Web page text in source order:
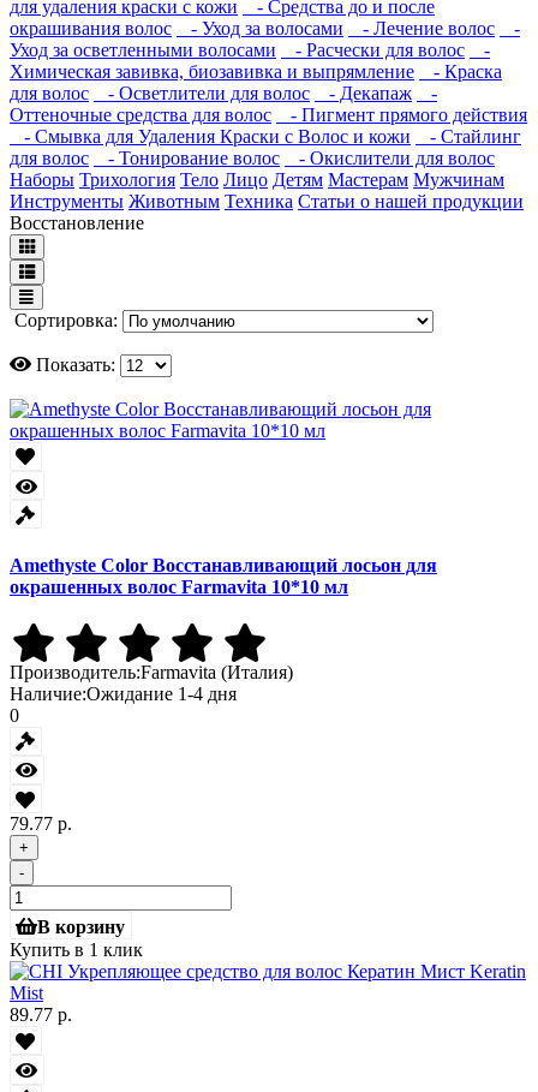
для удаления краски с кожи
- Средства до и после
окрашивания волос
- Уход за волосами - Лечение волос
-
Уход за осветленными волосами
- Расчески для волос
-
Химическая завивка, биозавивка и выпрямление
- Краска
для волос
- Осветлители для волос - Декапаж
-
Оттеночные средства для волос
- Пигмент прямого действия
- Смывка для Удаления Краски с Волос и кожи
- Стайлинг
для волос
- Тонирование волос
- Окислители для волос
Наборы Трихология Тело Лицо Детям Мастерам Мужчинам
Инструменты Животным Техника Статьи о нашей продукции
Восстановление
Сортировка:
Показать:
Amethyste Color Восстанавливающий лосьон для
окрашенных волос Farmavita 10*10 мл
Производитель:Farmavita (Италия)
Наличие:Ожидание 1-4 дня
0
79.77 р.
+
-
В корзину
Купить в 1 клик
89.77 р.